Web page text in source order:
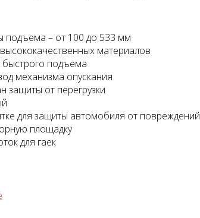
Диагностический
мультимарочный сканер
Launch Pilot Scan
подъема – от 100 до 533 мм
материалов
подъема
механизма опускания
защиты от перегрузки
для защиты автомобиля от повреждений
площадку
для гаек